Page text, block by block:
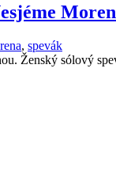
, spevák
Ženský sólový